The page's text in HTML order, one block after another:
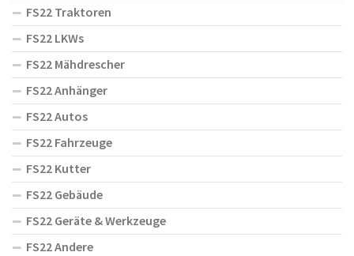
FS22 Traktoren
FS22 LKWs
FS22 Mähdrescher
FS22 Anhänger
FS22 Autos
FS22 Fahrzeuge
FS22 Kutter
FS22 Gebäude
FS22 Geräte & Werkzeuge
FS22 Andere